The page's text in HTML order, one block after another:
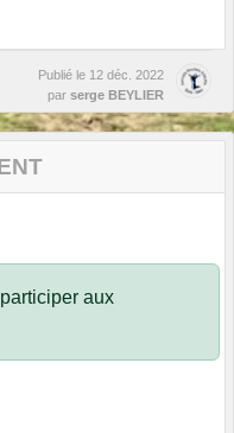
Publié le 12 déc. 2022
par serge BEYLIER
aux